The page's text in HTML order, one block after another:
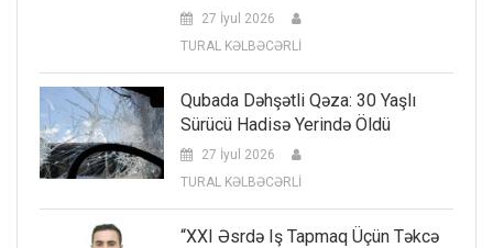
27 İyul 2026
TURAL KƏLBƏCƏRLİ
Qubada Dəhşətli Qəza: 30 Yaşlı
Sürücü Hadisə Yerində Öldü
27 İyul 2026
TURAL KƏLBƏCƏRLİ
“XXI Əsrdə Iş Tapmaq Üçün Təkcə